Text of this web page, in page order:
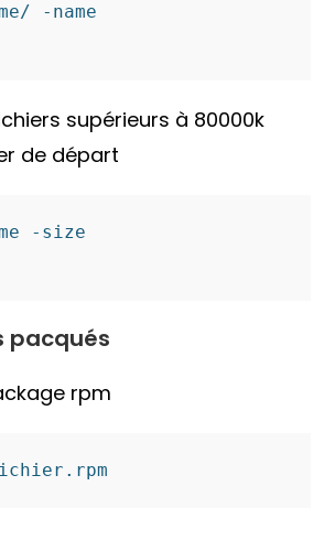
-name
supérieurs à 80000k
de départ
-size
pacqués
rpm